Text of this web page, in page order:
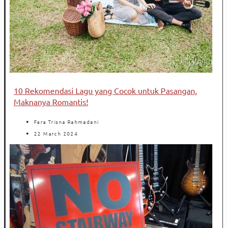
10 Rekomendasi Lagu yang Cocok untuk Pasangan,
Maknanya Romantis!
Fara Trisna Rahmadani
22 March 2024